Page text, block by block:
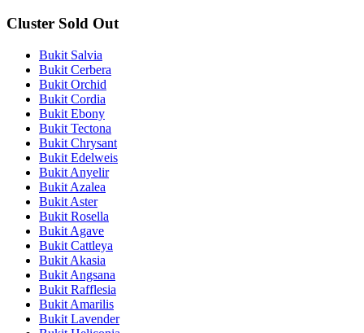
Cluster Sold Out
Bukit Salvia
Bukit Cerbera
Bukit Orchid
Bukit Cordia
Bukit Ebony
Bukit Tectona
Bukit Chrysant
Bukit Edelweis
Bukit Anyelir
Bukit Azalea
Bukit Aster
Bukit Rosella
Bukit Agave
Bukit Cattleya
Bukit Akasia
Bukit Angsana
Bukit Rafflesia
Bukit Amarilis
Bukit Lavender